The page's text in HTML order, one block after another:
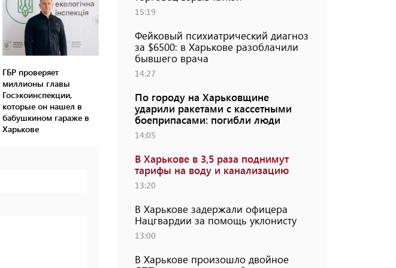
ГБР проверяет
миллионы главы
Госэкоинспекции,
которые он нашел в
бабушкином гараже в
Харькове
15:19
Фейковый психиатрический диагноз
за $6500: в Харькове разоблачили
бывшего врача
14:27
По городу на Харьковщине
ударили ракетами с кассетными
боеприпасами: погибли люди
14:05
В Харькове в 3,5 раза поднимут
тарифы на воду и канализацию
13:20
В Харькове задержали офицера
Нацгвардии за помощь уклонисту
13:00
В Харькове произошло двойное